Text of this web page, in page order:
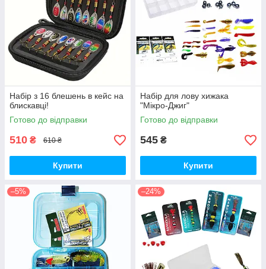
Набір з 16 блешень в кейс на
блискавці!
Готово до відправки
510 ₴ 610 ₴
Купити
Набір для лову хижака
"Мікро-Джиг"
Готово до відправки
545 ₴
Купити
–5% –24%